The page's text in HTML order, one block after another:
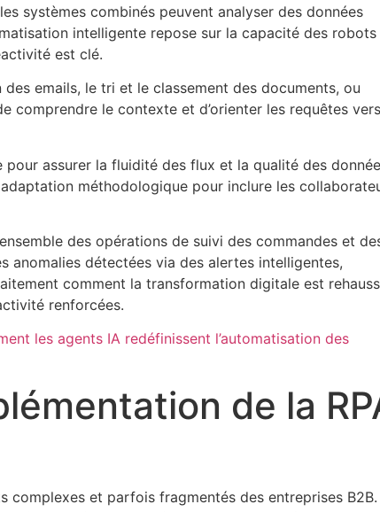
systèmes combinés peuvent analyser des données
intelligente repose sur la capacité des robots
est clé.
emails, le tri et le classement des documents, ou
comprendre le contexte et d’orienter les requêtes
assurer la fluidité des flux et la qualité des
méthodologique pour inclure les
des opérations de suivi des commandes et
anomalies détectées via des alertes intelligentes,
comment la transformation digitale est
renforcées.
les agents IA redéfinissent l’automatisation des
de la
complexes et parfois fragmentés des entreprises B2B.